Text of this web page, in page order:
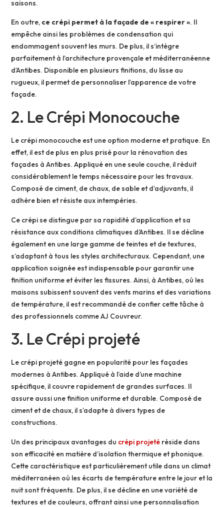
saisons.
En outre, ce crépi permet à la façade de « respirer ». Il
empêche ainsi les problèmes de condensation qui
endommagent souvent les murs. De plus, il s’intègre
parfaitement à l’architecture provençale et méditerranéenne
d’Antibes. Disponible en plusieurs finitions, du lisse au
rugueux, il permet de personnaliser l’apparence de votre
façade.
2. Le Crépi Monocouche
Le crépi monocouche est une option moderne et pratique. En
effet, il est de plus en plus prisé pour la rénovation des
façades à Antibes. Appliqué en une seule couche, il réduit
considérablement le temps nécessaire pour les travaux.
Composé de ciment, de chaux, de sable et d’adjuvants, il
adhère bien et résiste aux intempéries.
Ce crépi se distingue par sa rapidité d’application et sa
résistance aux conditions climatiques d’Antibes. Il se décline
également en une large gamme de teintes et de textures,
s’adaptant à tous les styles architecturaux. Cependant, une
application soignée est indispensable pour garantir une
finition uniforme et éviter les fissures. Ainsi, à Antibes, où les
maisons subissent souvent des vents marins et des variations
de température, il est recommandé de confier cette tâche à
des professionnels comme AJ Couvreur.
3. Le Crépi projeté
Le crépi projeté gagne en popularité pour les façades
modernes à Antibes. Appliqué à l’aide d’une machine
spécifique, il couvre rapidement de grandes surfaces. Il
assure aussi une finition uniforme et durable. Composé de
ciment et de chaux, il s’adapte à divers types de
constructions.
Un des principaux avantages du crépi projeté réside dans
son efficacité en matière d’isolation thermique et phonique.
Cette caractéristique est particulièrement utile dans un climat
méditerranéen où les écarts de température entre le jour et la
nuit sont fréquents. De plus, il se décline en une variété de
textures et de couleurs, offrant ainsi une personnalisation